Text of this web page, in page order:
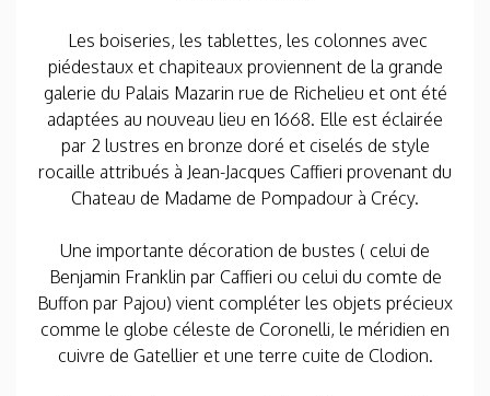
Les boiseries, les tablettes, les colonnes avec
piédestaux et chapiteaux proviennent de la grande
galerie du Palais Mazarin rue de Richelieu et ont été
adaptées au nouveau lieu en 1668. Elle est éclairée
par 2 lustres en bronze doré et ciselés de style
rocaille attribués à Jean-Jacques Caffieri provenant du
Chateau de Madame de Pompadour à Crécy.
Une importante décoration de bustes ( celui de
Benjamin Franklin par Caffieri ou celui du comte de
Buffon par Pajou) vient compléter les objets précieux
comme le globe céleste de Coronelli, le méridien en
cuivre de Gatellier et une terre cuite de Clodion.